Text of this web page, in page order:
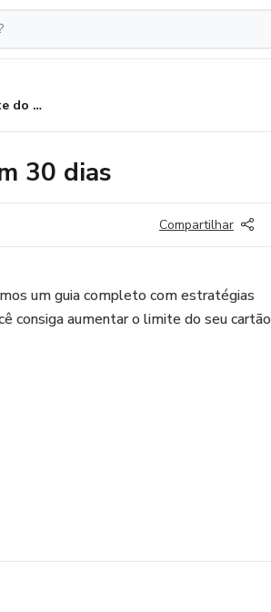
Aumente o limite do cartão de credito em 30 dias
30 dias
Compartilhar
um guia completo com estratégias
consiga aumentar o limite do seu cartão